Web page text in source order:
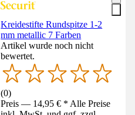
Kreidestifte Rundspitze 1-2
mm metallic 7 Farben
Artikel wurde noch nicht
bewertet.
(0)
Preis — 14,95 € * Alle Preise